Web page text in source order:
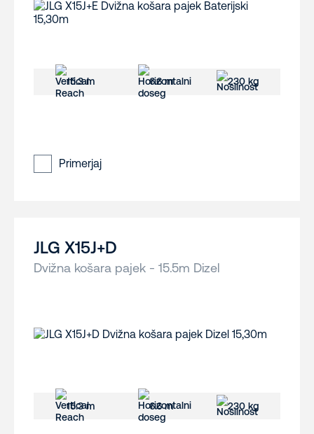
15.3 m 6.6 m 230 kg
Primerjaj
JLG X15J+D
Dvižna košara pajek - 15.5m Dizel
15.3 m 6.6 m 230 kg